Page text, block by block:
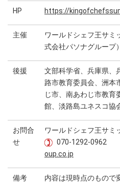
HP https://
主催
ワールドシェフ王サミ
式会社パソナグループ）
後援
文部科学省、兵庫県、
路市教育委員会、洲本
じ市、南あわじ市教育
館、淡路島ユネスコ協
お問合
せ
ワールドシェフ王サミ
070-1292-0962
oup.co.jp
備考 内容は現時点のもので